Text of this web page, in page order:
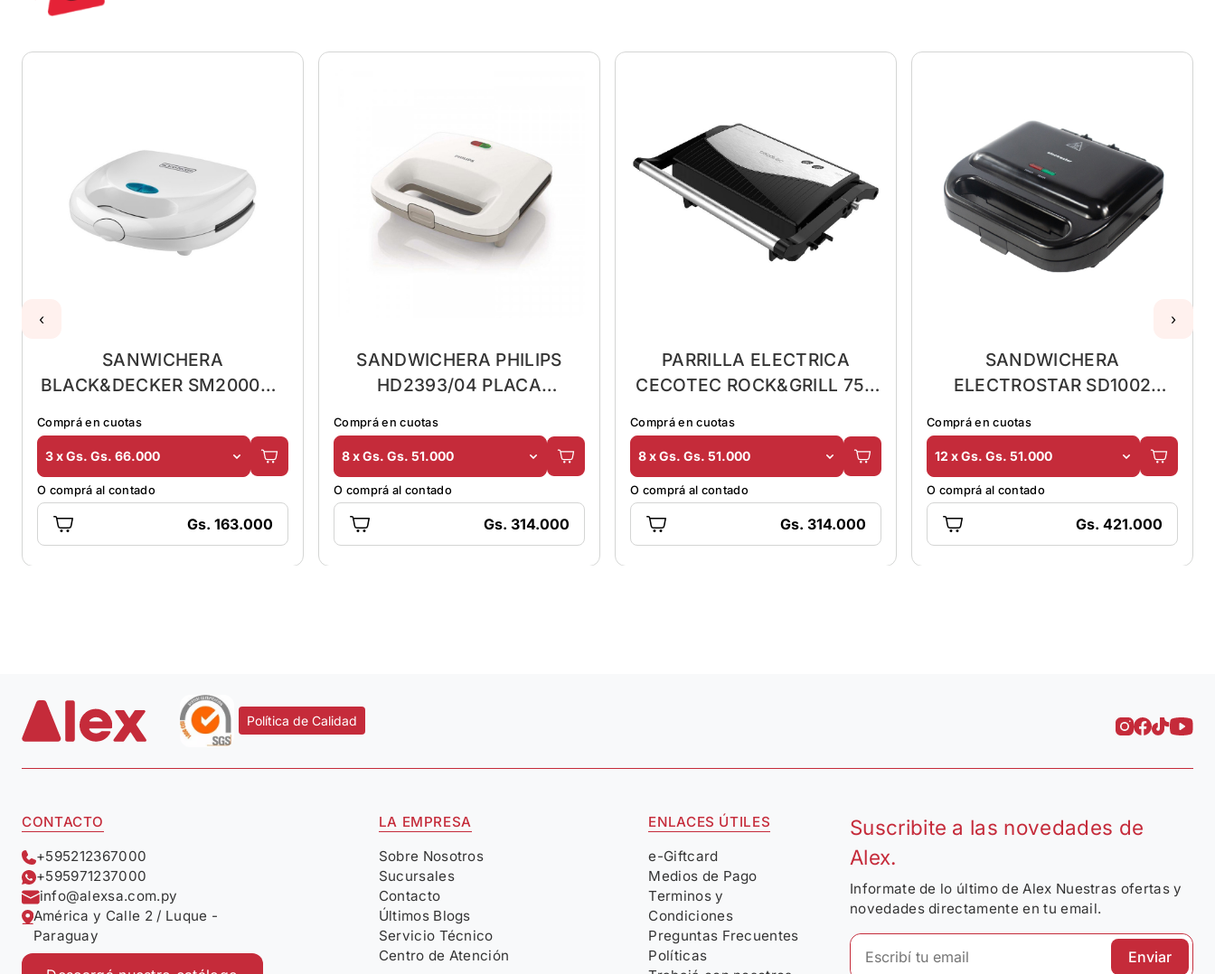
SANWICHERA
BLACK&DECKER SM2000W-
Comprá en cuotas
3 x Gs. Gs. 66.000
O comprá al contado
Gs. 163.000
SANDWICHERA PHILIPS
HD2393/04 PLACA
Comprá en cuotas
8 x Gs. Gs. 51.000
O comprá al contado
Gs. 314.000
PARRILLA ELECTRICA
CECOTEC ROCK&GRILL 750
Comprá en cuotas
8 x Gs. Gs. 51.000
O comprá al contado
Gs. 314.000
SANDWICHERA
ELECTROSTAR SD1002
Comprá en cuotas
12 x Gs. Gs. 51.000
O comprá al contado
Gs. 421.000
‹ ›
Política de Calidad
CONTACTO
+595212367000
+595971237000
info@alexsa.com.py
América y Calle 2 / Luque -
Paraguay
LA EMPRESA
Sobre Nosotros
Sucursales
Contacto
Últimos Blogs
Servicio Técnico
Centro de Atención
ENLACES ÚTILES
e-Giftcard
Medios de Pago
Terminos y
Condiciones
Preguntas Frecuentes
Políticas
Suscribite a las novedades de
Alex.
Informate de lo último de Alex Nuestras ofertas y
novedades directamente en tu email.
Enviar